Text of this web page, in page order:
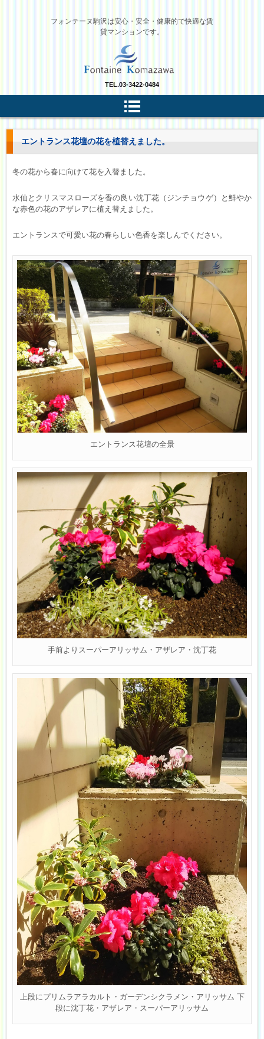
フォンテーヌ駒沢は安心・安全・健康的で快適な賃
貸マンションです。
TEL.03-3422-0484
エントランス花壇の花を植替えました。
冬の花から春に向けて花を入替ました。
水仙とクリスマスローズを香の良い沈丁花（ジンチョウゲ）と鮮やか
な赤色の花のアザレアに植え替えました。
エントランスで可愛い花の春らしい色香を楽しんでください。
エントランス花壇の全景
手前よりスーパーアリッサム・アザレア・沈丁花
上段にプリムラアラカルト・ガーデンシクラメン・アリッサム 下
段に沈丁花・アザレア・スーパーアリッサム